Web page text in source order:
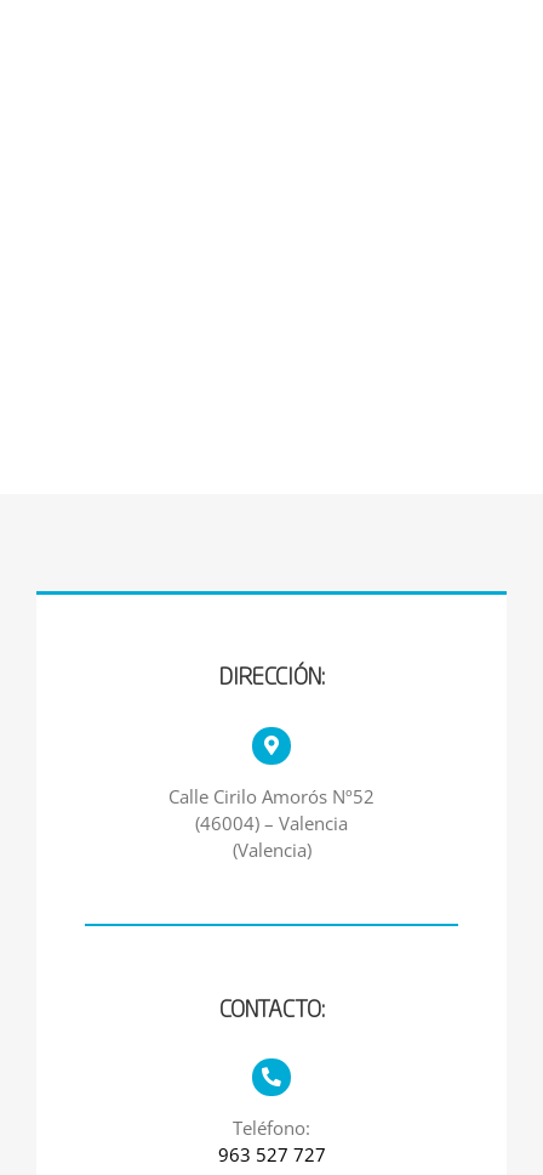
DIRECCIÓN:
Calle Cirilo Amorós Nº52
(46004) – Valencia
(Valencia)
CONTACTO:
Teléfono:
963 527 727